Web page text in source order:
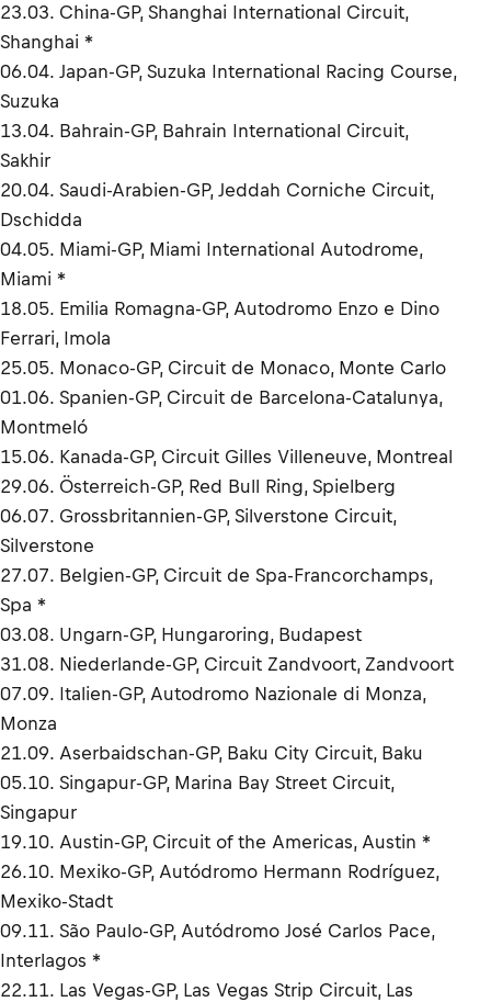
23.03. China-GP, Shanghai International Circuit,
Shanghai *
06.04. Japan-GP, Suzuka International Racing Course,
Suzuka
13.04. Bahrain-GP, Bahrain International Circuit,
Sakhir
20.04. Saudi-Arabien-GP, Jeddah Corniche Circuit,
Dschidda
04.05. Miami-GP, Miami International Autodrome,
Miami *
18.05. Emilia Romagna-GP, Autodromo Enzo e Dino
Ferrari, Imola
25.05. Monaco-GP, Circuit de Monaco, Monte Carlo
01.06. Spanien-GP, Circuit de Barcelona-Catalunya,
Montmeló
15.06. Kanada-GP, Circuit Gilles Villeneuve, Montreal
29.06. Österreich-GP, Red Bull Ring, Spielberg
06.07. Grossbritannien-GP, Silverstone Circuit,
Silverstone
27.07. Belgien-GP, Circuit de Spa-Francorchamps,
Spa *
03.08. Ungarn-GP, Hungaroring, Budapest
31.08. Niederlande-GP, Circuit Zandvoort, Zandvoort
07.09. Italien-GP, Autodromo Nazionale di Monza,
Monza
21.09. Aserbaidschan-GP, Baku City Circuit, Baku
05.10. Singapur-GP, Marina Bay Street Circuit,
Singapur
19.10. Austin-GP, Circuit of the Americas, Austin *
26.10. Mexiko-GP, Autódromo Hermann Rodríguez,
Mexiko-Stadt
09.11. São Paulo-GP, Autódromo José Carlos Pace,
Interlagos *
22.11. Las Vegas-GP, Las Vegas Strip Circuit, Las